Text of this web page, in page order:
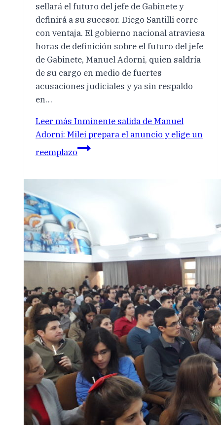
sellará el futuro del jefe de Gabinete y
definirá a su sucesor. Diego Santilli corre
con ventaja. El gobierno nacional atraviesa
horas de definición sobre el futuro del jefe
de Gabinete, Manuel Adorni, quien saldría
de su cargo en medio de fuertes
acusaciones judiciales y ya sin respaldo
en…
Leer más Inminente salida de Manuel
Adorni: Milei prepara el anuncio y elige un
reemplazo